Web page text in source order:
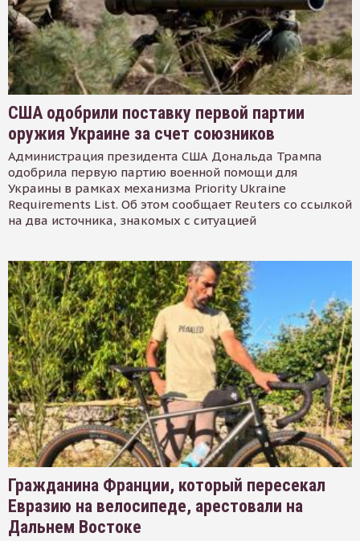
США одобрили поставку первой партии
оружия Украине за счет союзников
Администрация президента США Дональда Трампа
одобрила первую партию военной помощи для
Украины в рамках механизма Priority Ukraine
Requirements List. Об этом сообщает Reuters со ссылкой
на два источника, знакомых с ситуацией
Гражданина Франции, который пересекал
Евразию на велосипеде, арестовали на
Дальнем Востоке